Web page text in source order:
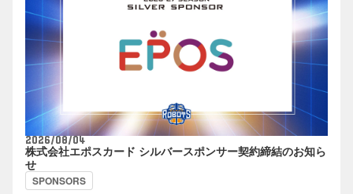
2026/08/04
株式会社エポスカード シルバースポンサー契約締結のお知ら
せ
SPONSORS